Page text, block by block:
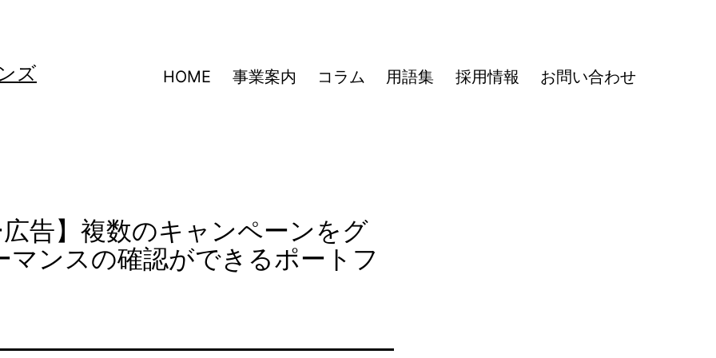
ズ HOME 事業案内 コラム 用語集 採用情報 お問い合わせ
告】複数のキャンペーンをグ
ンスの確認ができるポートフ